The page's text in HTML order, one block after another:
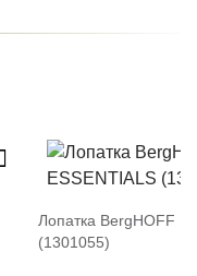
Лопатка BergHOFF
(1301055)